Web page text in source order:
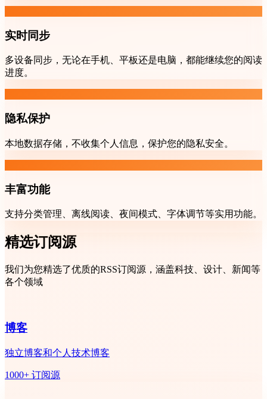
实时同步
多设备同步，无论在手机、平板还是电脑，都能继续您的阅读
进度。
隐私保护
本地数据存储，不收集个人信息，保护您的隐私安全。
丰富功能
支持分类管理、离线阅读、夜间模式、字体调节等实用功能。
精选订阅源
我们为您精选了优质的RSS订阅源，涵盖科技、设计、新闻等
各个领域
博客
独立博客和个人技术博客
1000+ 订阅源